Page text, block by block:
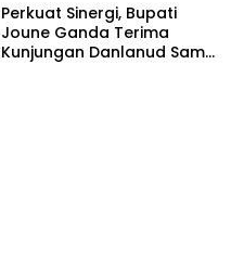
Perkuat Sinergi, Bupati
Joune Ganda Terima
Kunjungan Danlanud Sam